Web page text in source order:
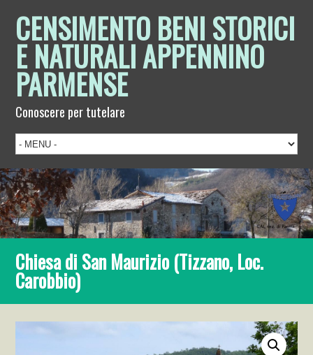
CENSIMENTO BENI STORICI
E NATURALI APPENNINO
PARMENSE
Conoscere per tutelare
Chiesa di San Maurizio (Tizzano, Loc.
Carobbio)